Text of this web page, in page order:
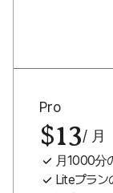
Pro
$13/ 月
月1000分
Liteプラ